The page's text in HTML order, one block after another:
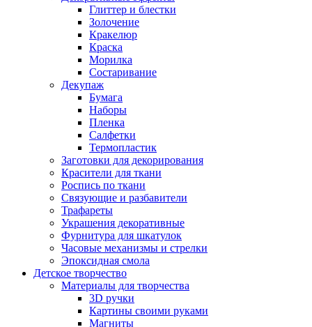
Глиттер и блестки
Золочение
Кракелюр
Краска
Морилка
Состаривание
Декупаж
Бумага
Наборы
Пленка
Салфетки
Термопластик
Заготовки для декорирования
Красители для ткани
Роспись по ткани
Связующие и разбавители
Трафареты
Украшения декоративные
Фурнитура для шкатулок
Часовые механизмы и стрелки
Эпоксидная смола
Детское творчество
Материалы для творчества
3D ручки
Картины своими руками
Магниты